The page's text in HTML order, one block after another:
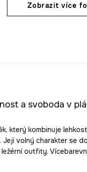
Zobrazit více
a svoboda v
který kombinuje
volný charakter se
outfity.